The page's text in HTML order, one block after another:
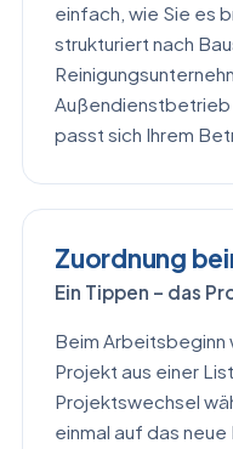
einfach, wie Sie es
strukturiert nach
Außendienstbetrieb
passt sich Ihrem
Zuordnung
Ein Tippen – das
Beim
Projekt aus einer
Projektswechsel
einmal auf das